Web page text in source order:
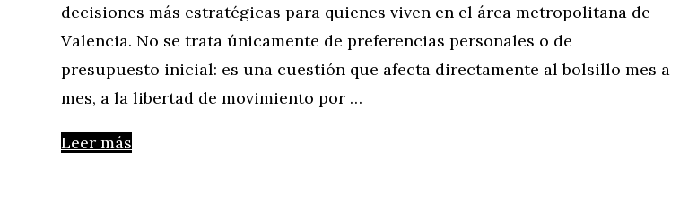
decisiones más estratégicas para quienes viven en el área metropolitana de
Valencia. No se trata únicamente de preferencias personales o de
presupuesto inicial: es una cuestión que afecta directamente al bolsillo mes a
mes, a la libertad de movimiento por …
Leer más